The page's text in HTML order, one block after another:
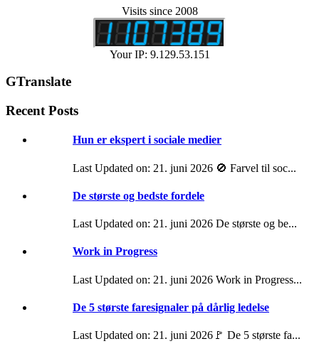
Visits since 2008
Your IP: 9.129.53.151
GTranslate
Recent Posts
Hun er ekspert i sociale medier
Last Updated on: 21. juni 2026 🚫 Farvel til soc...
De største og bedste fordele
Last Updated on: 21. juni 2026 De største og be...
Work in Progress
Last Updated on: 21. juni 2026 Work in Progress...
De 5 største faresignaler på dårlig ledelse
Last Updated on: 21. juni 2026🚩 De 5 største fa...